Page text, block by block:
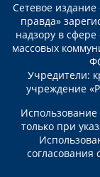
Сетевое
правда»
надзору в
массовых
Учредители:
учреждение
только при
согласования